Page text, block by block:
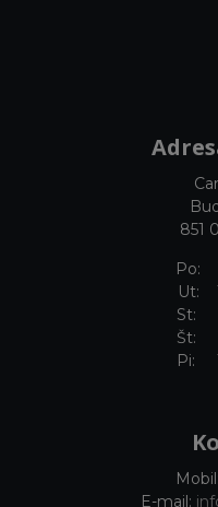
851
Po:
Ut:
St:
Št:
Pi:
Mobil:
E-mail: